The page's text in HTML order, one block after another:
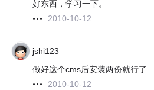
好东西，学习一下。
2010-10-12
jshi123
做好这个cms后安装两份就行了
2010-10-12